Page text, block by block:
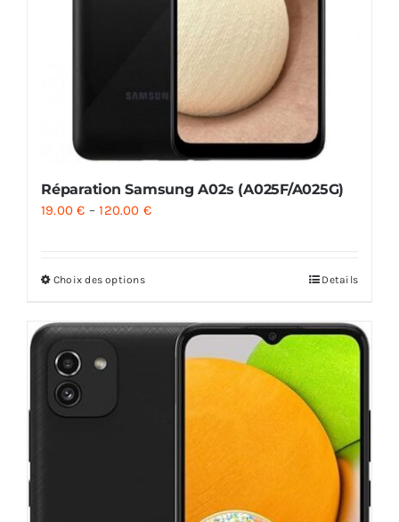
Réparation Samsung A02s (A025F/A025G)
19.00€ –120.00 €
Choix des options Details